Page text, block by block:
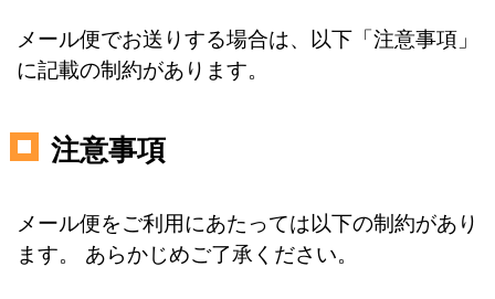
メール便でお送りする場合は、以下「注意事項」
に記載の制約があります。
注意事項
メール便をご利用にあたっては以下の制約があり
ます。 あらかじめご了承ください。